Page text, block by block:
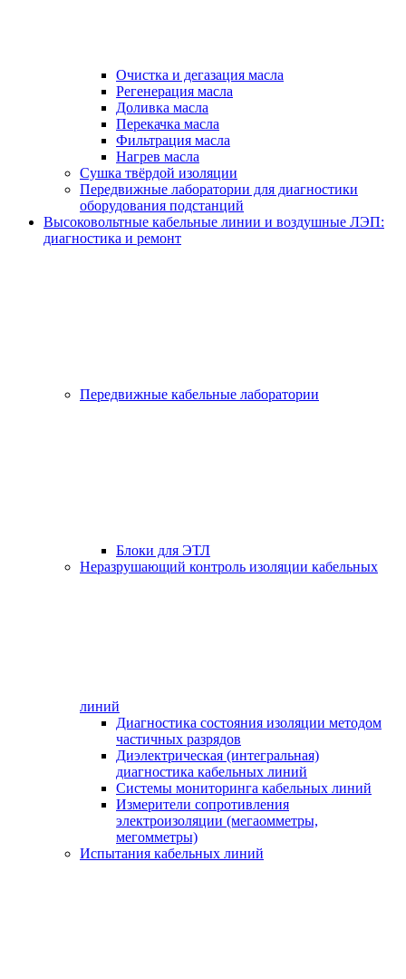
Очистка и дегазация масла
Регенерация масла
Доливка масла
Перекачка масла
Фильтрация масла
Нагрев масла
Сушка твёрдой изоляции
Передвижные лаборатории для диагностики
оборудования подстанций
Высоковольтные кабельные линии и воздушные ЛЭП:
диагностика и ремонт
Передвижные кабельные лаборатории
Блоки для ЭТЛ
Неразрушающий контроль изоляции кабельных
линий
Диагностика состояния изоляции методом
частичных разрядов
Диэлектрическая (интегральная)
диагностика кабельных линий
Системы мониторинга кабельных линий
Измерители сопротивления
электроизоляции (мегаомметры,
мегомметры)
Испытания кабельных линий